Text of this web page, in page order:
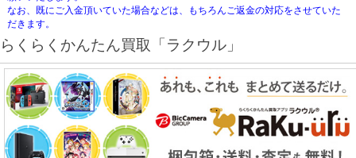
なお、既にご入金頂いていた場合などは、もちろんご返金の対応をさせていた
だきます。
らくらくかんたん買取「ラクウル」